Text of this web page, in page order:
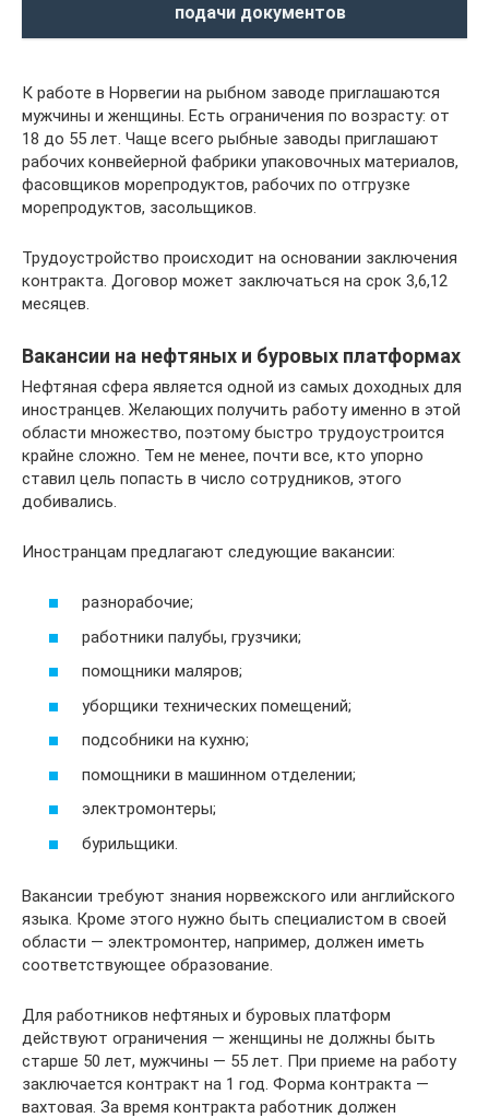
подачи документов
К работе в Норвегии на рыбном заводе приглашаются
мужчины и женщины. Есть ограничения по возрасту: от
18 до 55 лет. Чаще всего рыбные заводы приглашают
рабочих конвейерной фабрики упаковочных материалов,
фасовщиков морепродуктов, рабочих по отгрузке
морепродуктов, засольщиков.
Трудоустройство происходит на основании заключения
контракта. Договор может заключаться на срок 3,6,12
месяцев.
Вакансии на нефтяных и буровых платформах
Нефтяная сфера является одной из самых доходных для
иностранцев. Желающих получить работу именно в этой
области множество, поэтому быстро трудоустроится
крайне сложно. Тем не менее, почти все, кто упорно
ставил цель попасть в число сотрудников, этого
добивались.
Иностранцам предлагают следующие вакансии:
разнорабочие;
работники палубы, грузчики;
помощники маляров;
уборщики технических помещений;
подсобники на кухню;
помощники в машинном отделении;
электромонтеры;
бурильщики.
Вакансии требуют знания норвежского или английского
языка. Кроме этого нужно быть специалистом в своей
области — электромонтер, например, должен иметь
соответствующее образование.
Для работников нефтяных и буровых платформ
действуют ограничения — женщины не должны быть
старше 50 лет, мужчины — 55 лет. При приеме на работу
заключается контракт на 1 год. Форма контракта —
вахтовая. За время контракта работник должен